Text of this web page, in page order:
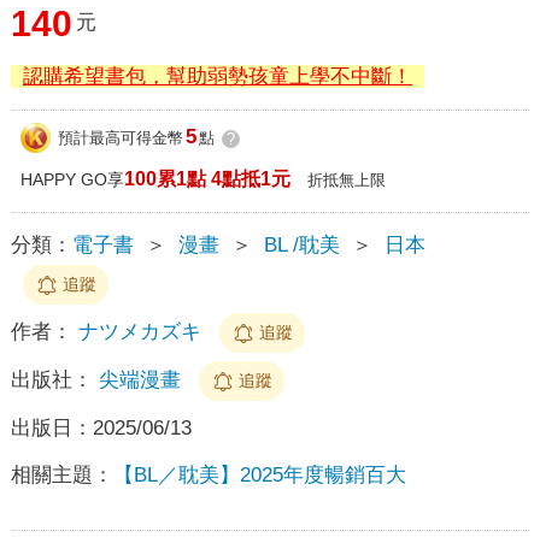
140 元
認購希望書包，幫助弱勢孩童上學不中斷！
預計最高可得金幣 5點 ?
HAPPY GO享100累1點 4點抵1元 折抵無上限
分類： 電子書 ＞ 漫畫 ＞ BL /耽美 ＞ 日本
追蹤
作者： ナツメカズキ 追蹤
出版社： 尖端漫畫 追蹤
出版日： 2025/06/13
相關主題： 【BL／耽美】2025年度暢銷百大